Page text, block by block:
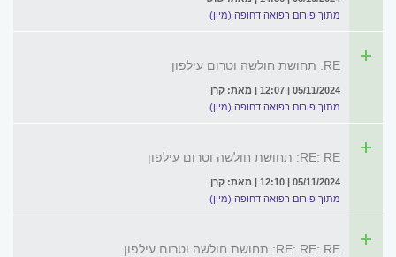
מתוך פורום רפואה דחופה (מיון)
RE: תחושת חולשה וטרום עילפון
05/11/2024 | 12:07 | מאת: קרן
מתוך פורום רפואה דחופה (מיון)
RE: RE: תחושת חולשה וטרום עילפון
05/11/2024 | 12:10 | מאת: קרן
מתוך פורום רפואה דחופה (מיון)
RE: RE: RE: תחושת חולשה וטרום עילפון